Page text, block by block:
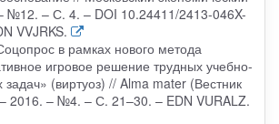
№12. – С. 4. – DOI 10.24411/2413-046X-
VVJRKS.
в рамках нового метода
игровое решение трудных учебно-
задач» (виртуоз) // Alma mater (Вестник
2016. – №4. – С. 21–30. – EDN VURALZ.